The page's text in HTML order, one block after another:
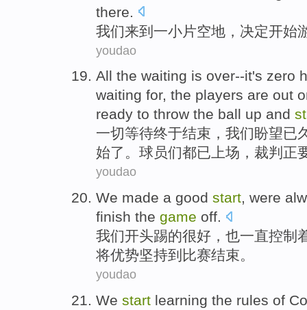
there
我们来到一小片空地 ， 决定开始
youdao
All the waiting is over--it's zero
waiting for, the players are out
ready to throw the ball up and
一切等待终于结束 ， 我们盼望已
始了。 球员们都已上场， 裁判 正
youdao
We made a good start, were
finish the game off.
我们开头踢的很好， 也一直控制
将优势坚持到比赛结束。
youdao
We start learning the rules of